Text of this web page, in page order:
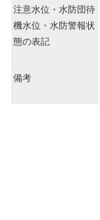
注意水位・水防団待
機水位・水防警報状
態の表記
備考